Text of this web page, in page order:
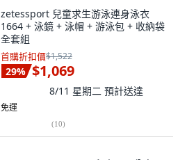
zetessport 兒童求生游泳連身泳衣
1664 + 泳鏡 + 泳帽 + 游泳包 + 收納袋
全套組
首購折扣價$1,522
29% $1,069
8/11 星期二 預計送達
免運
(10)